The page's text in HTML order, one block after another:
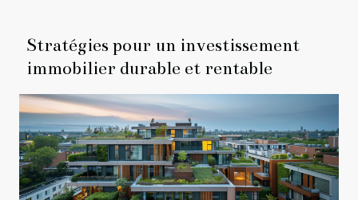
Stratégies pour un investissement
immobilier durable et rentable